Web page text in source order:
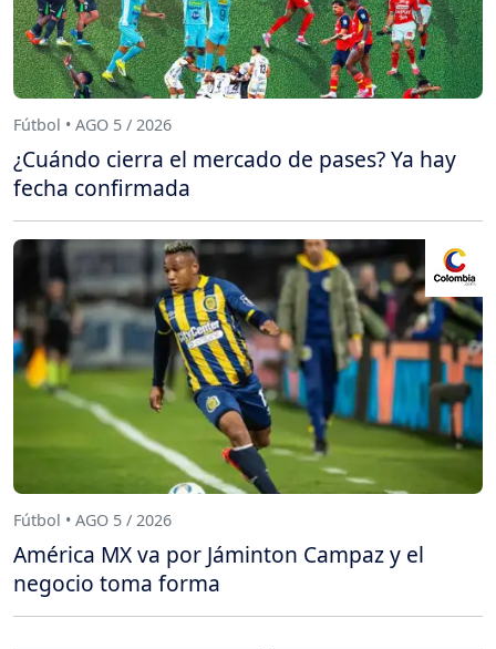
Fútbol • AGO 5 / 2026
¿Cuándo cierra el mercado de pases? Ya hay
fecha confirmada
Fútbol • AGO 5 / 2026
América MX va por Jáminton Campaz y el
negocio toma forma